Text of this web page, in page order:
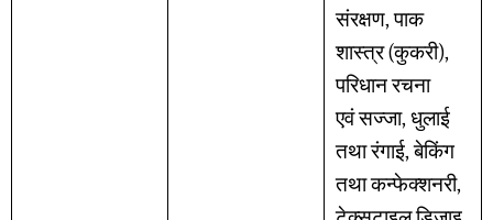
संरक्षण, पाक
शास्त्र (कुकरी),
परिधान रचना
एवं सज्जा, धुलाई
तथा रंगाई, बेकिंग
तथा कन्फेक्शनरी,